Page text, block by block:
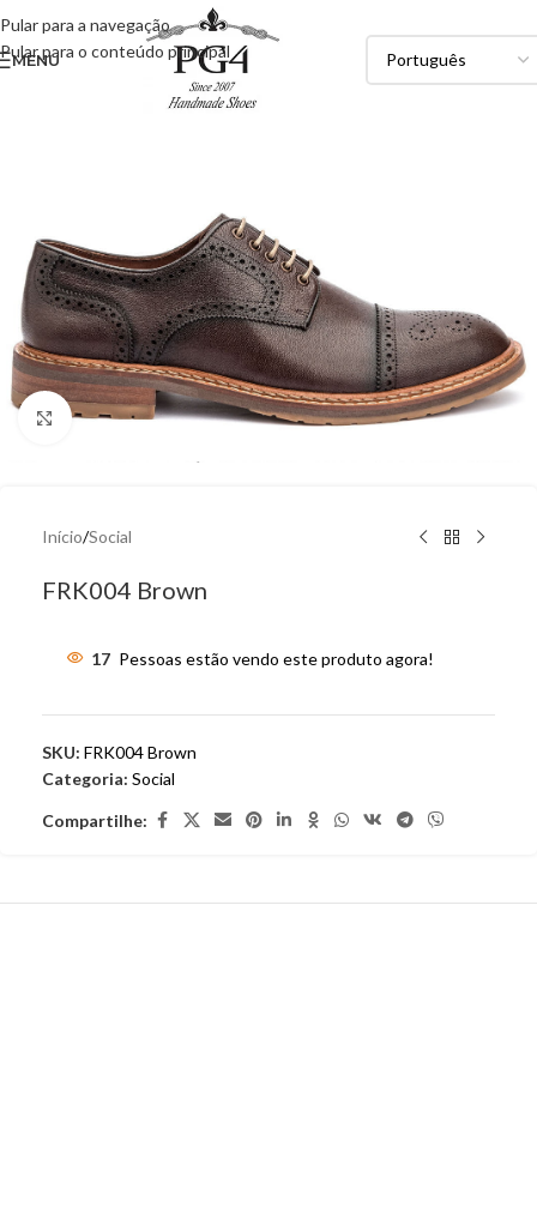
Pular para a navegação
Pular para o conteúdo principal
MENU
Clique para ampliar
Início/Social
FRK004 Brown
17 Pessoas estão vendo este produto agora!
SKU: FRK004 Brown
Categoria: Social
Compartilhe: